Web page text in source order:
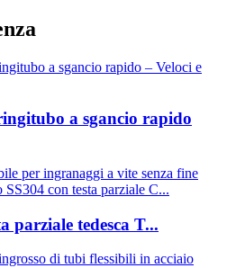
a sgancio rapido
parziale tedesca T...